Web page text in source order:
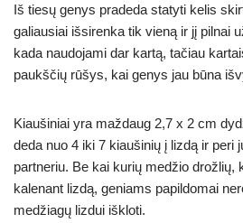
Iš tiesų genys pradeda statyti kelis
galiausiai išsirenka tik vieną ir jį pilnai
kada naudojami dar kartą, tačiau
paukščių rūšys, kai genys jau būna
Kiaušiniai yra maždaug 2,7 x 2 cm
deda nuo 4 iki 7 kiaušinių į lizdą ir peri
partneriu. Be kai kurių medžio drožlių,
kalenant lizdą, geniams papildomai
medžiagų lizdui iškloti.